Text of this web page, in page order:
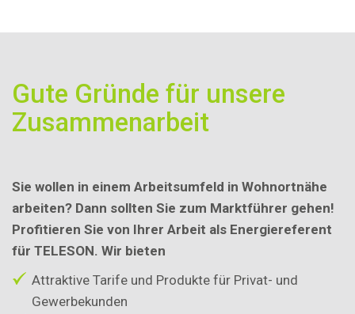
Gute Gründe für unsere
Zusammenarbeit
Sie wollen in einem Arbeitsumfeld in Wohnortnähe
arbeiten? Dann sollten Sie zum Marktführer gehen!
Profitieren Sie von Ihrer Arbeit als Energiereferent
für TELESON. Wir bieten
Attraktive Tarife und Produkte für Privat- und
Gewerbekunden